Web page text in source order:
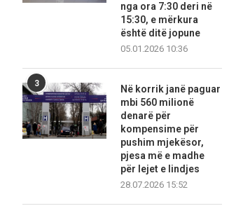
nga ora 7:30 deri në
15:30, e mërkura
është ditë jopune
05.01.2026 10:36
3
Në korrik janë paguar
mbi 560 milionë
denarë për
kompensime për
pushim mjekësor,
pjesa më e madhe
për lejet e lindjes
28.07.2026 15:52